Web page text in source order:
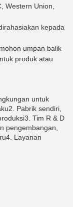
Western Union,
kepada
umpan balik
produk atau
untuk
2. Pabrik sendiri,
3. Tim R & D
pengembangan,
4. Layanan